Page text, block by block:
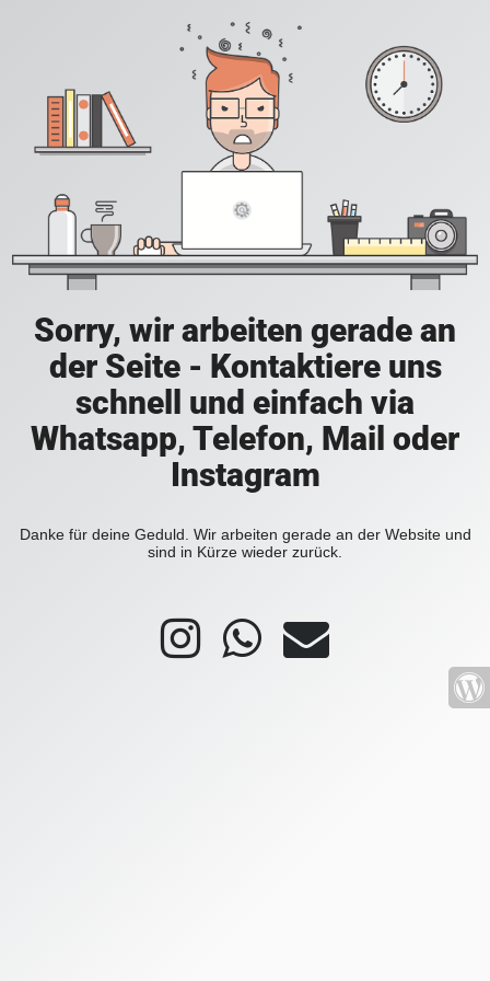
Sorry, wir arbeiten gerade an
der Seite - Kontaktiere uns
schnell und einfach via
Whatsapp, Telefon, Mail oder
Instagram
Danke für deine Geduld. Wir arbeiten gerade an der Website und
sind in Kürze wieder zurück.